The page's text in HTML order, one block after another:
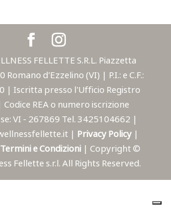
FELLETTE S.R.L. Piazzetta
d'Ezzelino (VI) | P.I.: e C.F.:
| Iscritta presso l'Ufficio Registro
Codice REA o numero iscrizione
VI - 267869 Tel. 3425104662 |
| Privacy Policy |
Termini e Condizioni | Copyright ©
Fellette s.r.l. All Rights Reserved.